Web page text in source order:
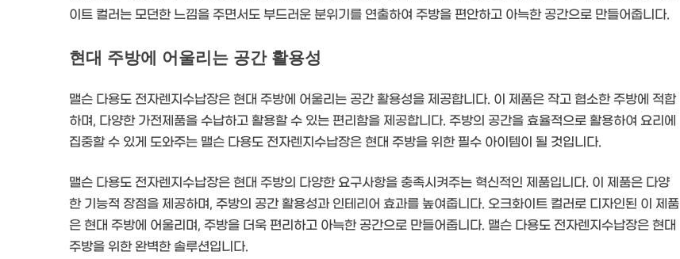
이트 컬러는 모던한 느낌을 주면서도 부드러운 분위기를 연출하여 주방을 편안하고 아늑한 공간으로 만들어줍니다.
현대 주방에 어울리는 공간 활용성
맬슨 다용도 전자렌지수납장은 현대 주방에 어울리는 공간 활용성을 제공합니다. 이 제품은 작고 협소한 주방에 적합
하며, 다양한 가전제품을 수납하고 활용할 수 있는 편리함을 제공합니다. 주방의 공간을 효율적으로 활용하여 요리에
집중할 수 있게 도와주는 맬슨 다용도 전자렌지수납장은 현대 주방을 위한 필수 아이템이 될 것입니다.
맬슨 다용도 전자렌지수납장은 현대 주방의 다양한 요구사항을 충족시켜주는 혁신적인 제품입니다. 이 제품은 다양
한 기능적 장점을 제공하며, 주방의 공간 활용성과 인테리어 효과를 높여줍니다. 오크화이트 컬러로 디자인된 이 제품
은 현대 주방에 어울리며, 주방을 더욱 편리하고 아늑한 공간으로 만들어줍니다. 맬슨 다용도 전자렌지수납장은 현대
주방을 위한 완벽한 솔루션입니다.